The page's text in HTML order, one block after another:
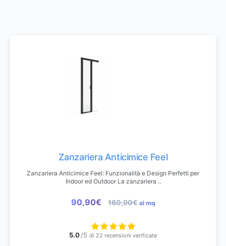
Zanzariera Anticimice Feel
Zanzariera Anticimice Feel: Funzionalità e Design Perfetti per
Indoor ed Outdoor La zanzariera ..
90,90€ 160,90€ al mq
5.0/5 di 22 recensioni verificate